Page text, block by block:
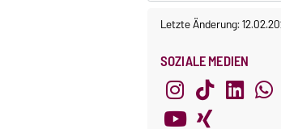
Letzte Änderung:
SOZIALE MEDIEN